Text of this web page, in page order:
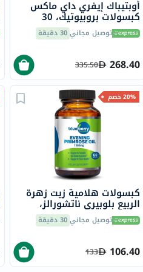
أوبتيباك إيفري داي ماكس
كبسولات بروبيوتيك، 30
قطعة توصيل مجاني30 دقيقة
268.40
335.50
20% خصم
كبسولات هلامية زيت زهرة
الربيع بلوبيري ناتشورالز،
1300 ملجم، 60 كبسولة توصيل مجاني30 دقيقة
106.40
133